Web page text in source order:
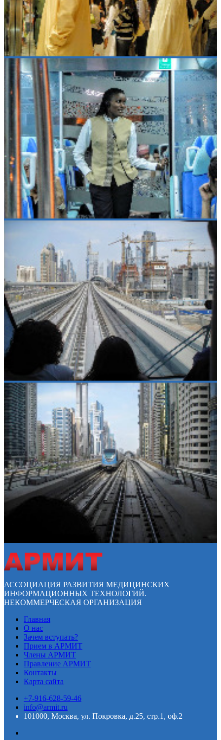
АССОЦИАЦИЯ РАЗВИТИЯ МЕДИЦИНСКИХ
ИНФОРМАЦИОННЫХ ТЕХНОЛОГИЙ.
НЕКОММЕРЧЕСКАЯ ОРГАНИЗАЦИЯ
Главная
О нас
Зачем вступать?
Прием в АРМИТ
Члены АРМИТ
Правление АРМИТ
Контакты
Карта сайта
+7-916-628-59-46
info@armit.ru
101000, Москва, ул. Покровка, д.25, стр.1, оф.2